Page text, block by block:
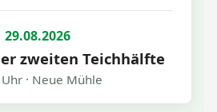
29.08.2026
zweiten Teichhälfte
Neue Mühle